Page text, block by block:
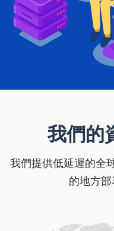
我們的
我們提供低延遲的全
的地方部